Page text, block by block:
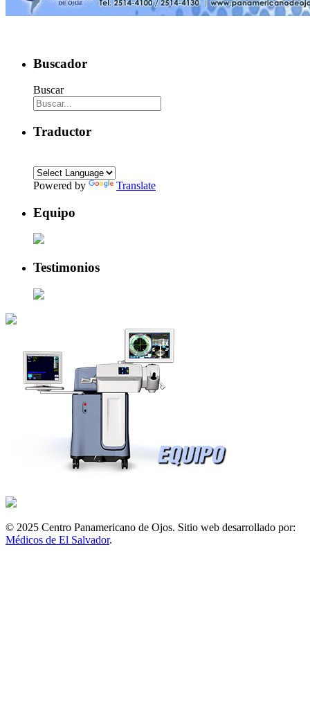
Buscador
Buscar
Traductor
Powered by Translate
Equipo
Testimonios
© 2025 Centro Panamericano de Ojos. Sitio web desarrollado por:
Médicos de El Salvador.